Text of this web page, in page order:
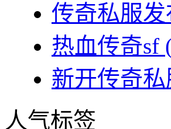
传奇私服发
热血传奇sf
新开传奇私
人气标签